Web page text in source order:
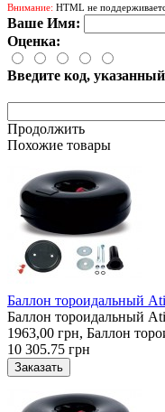
Внимание: HTML не
Ваше Имя:
Оценка:
Введите код,
Продолжить
Похожие товары
Баллон тороидальный
Баллон тороидальный
1963,00 грн, Баллон
10 305.75 грн